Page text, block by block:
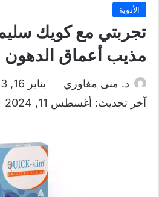
الأدوية
تجربتي مع كويك
مذيب أعماق الدهون
د. منى مغاوري
يناير 16, 2023
آخر تحديث: أغسطس 11, 2024